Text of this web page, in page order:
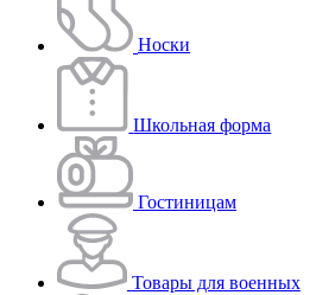
Носки
Школьная форма
Гостиницам
Товары для военных